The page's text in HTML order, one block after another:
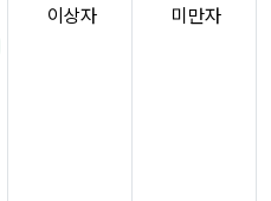
이상자
미만자